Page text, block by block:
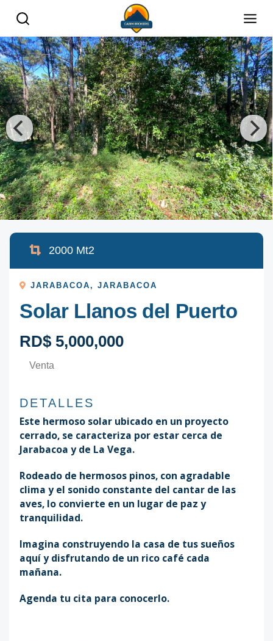
2000 Mt2
JARABACOA ,JARABACOA
Solar Llanos del Puerto
RD$ 5,000,000
Venta
DETALLES
Este hermoso solar ubicado en un proyecto
cerrado, se caracteriza por estar cerca de
Jarabacoa y de La Vega.
Rodeado de hermosos pinos, con agradable
clima y el sonido constante del cantar de las
aves, lo convierte en un lugar de paz y
tranquilidad.
Imagina construyendo la casa de tus sueños
aquí y disfrutando de un rico café cada
mañana.
Agenda tu cita para conocerlo.